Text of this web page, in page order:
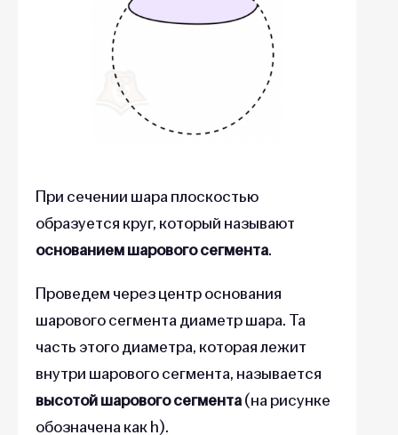
При сечении шара плоскостью
образуется круг, который называют
основанием шарового сегмента.
Проведем через центр основания
шарового сегмента диаметр шара. Та
часть этого диаметра, которая лежит
внутри шарового сегмента, называется
высотой шарового сегмента(на рисунке
обозначена как h).